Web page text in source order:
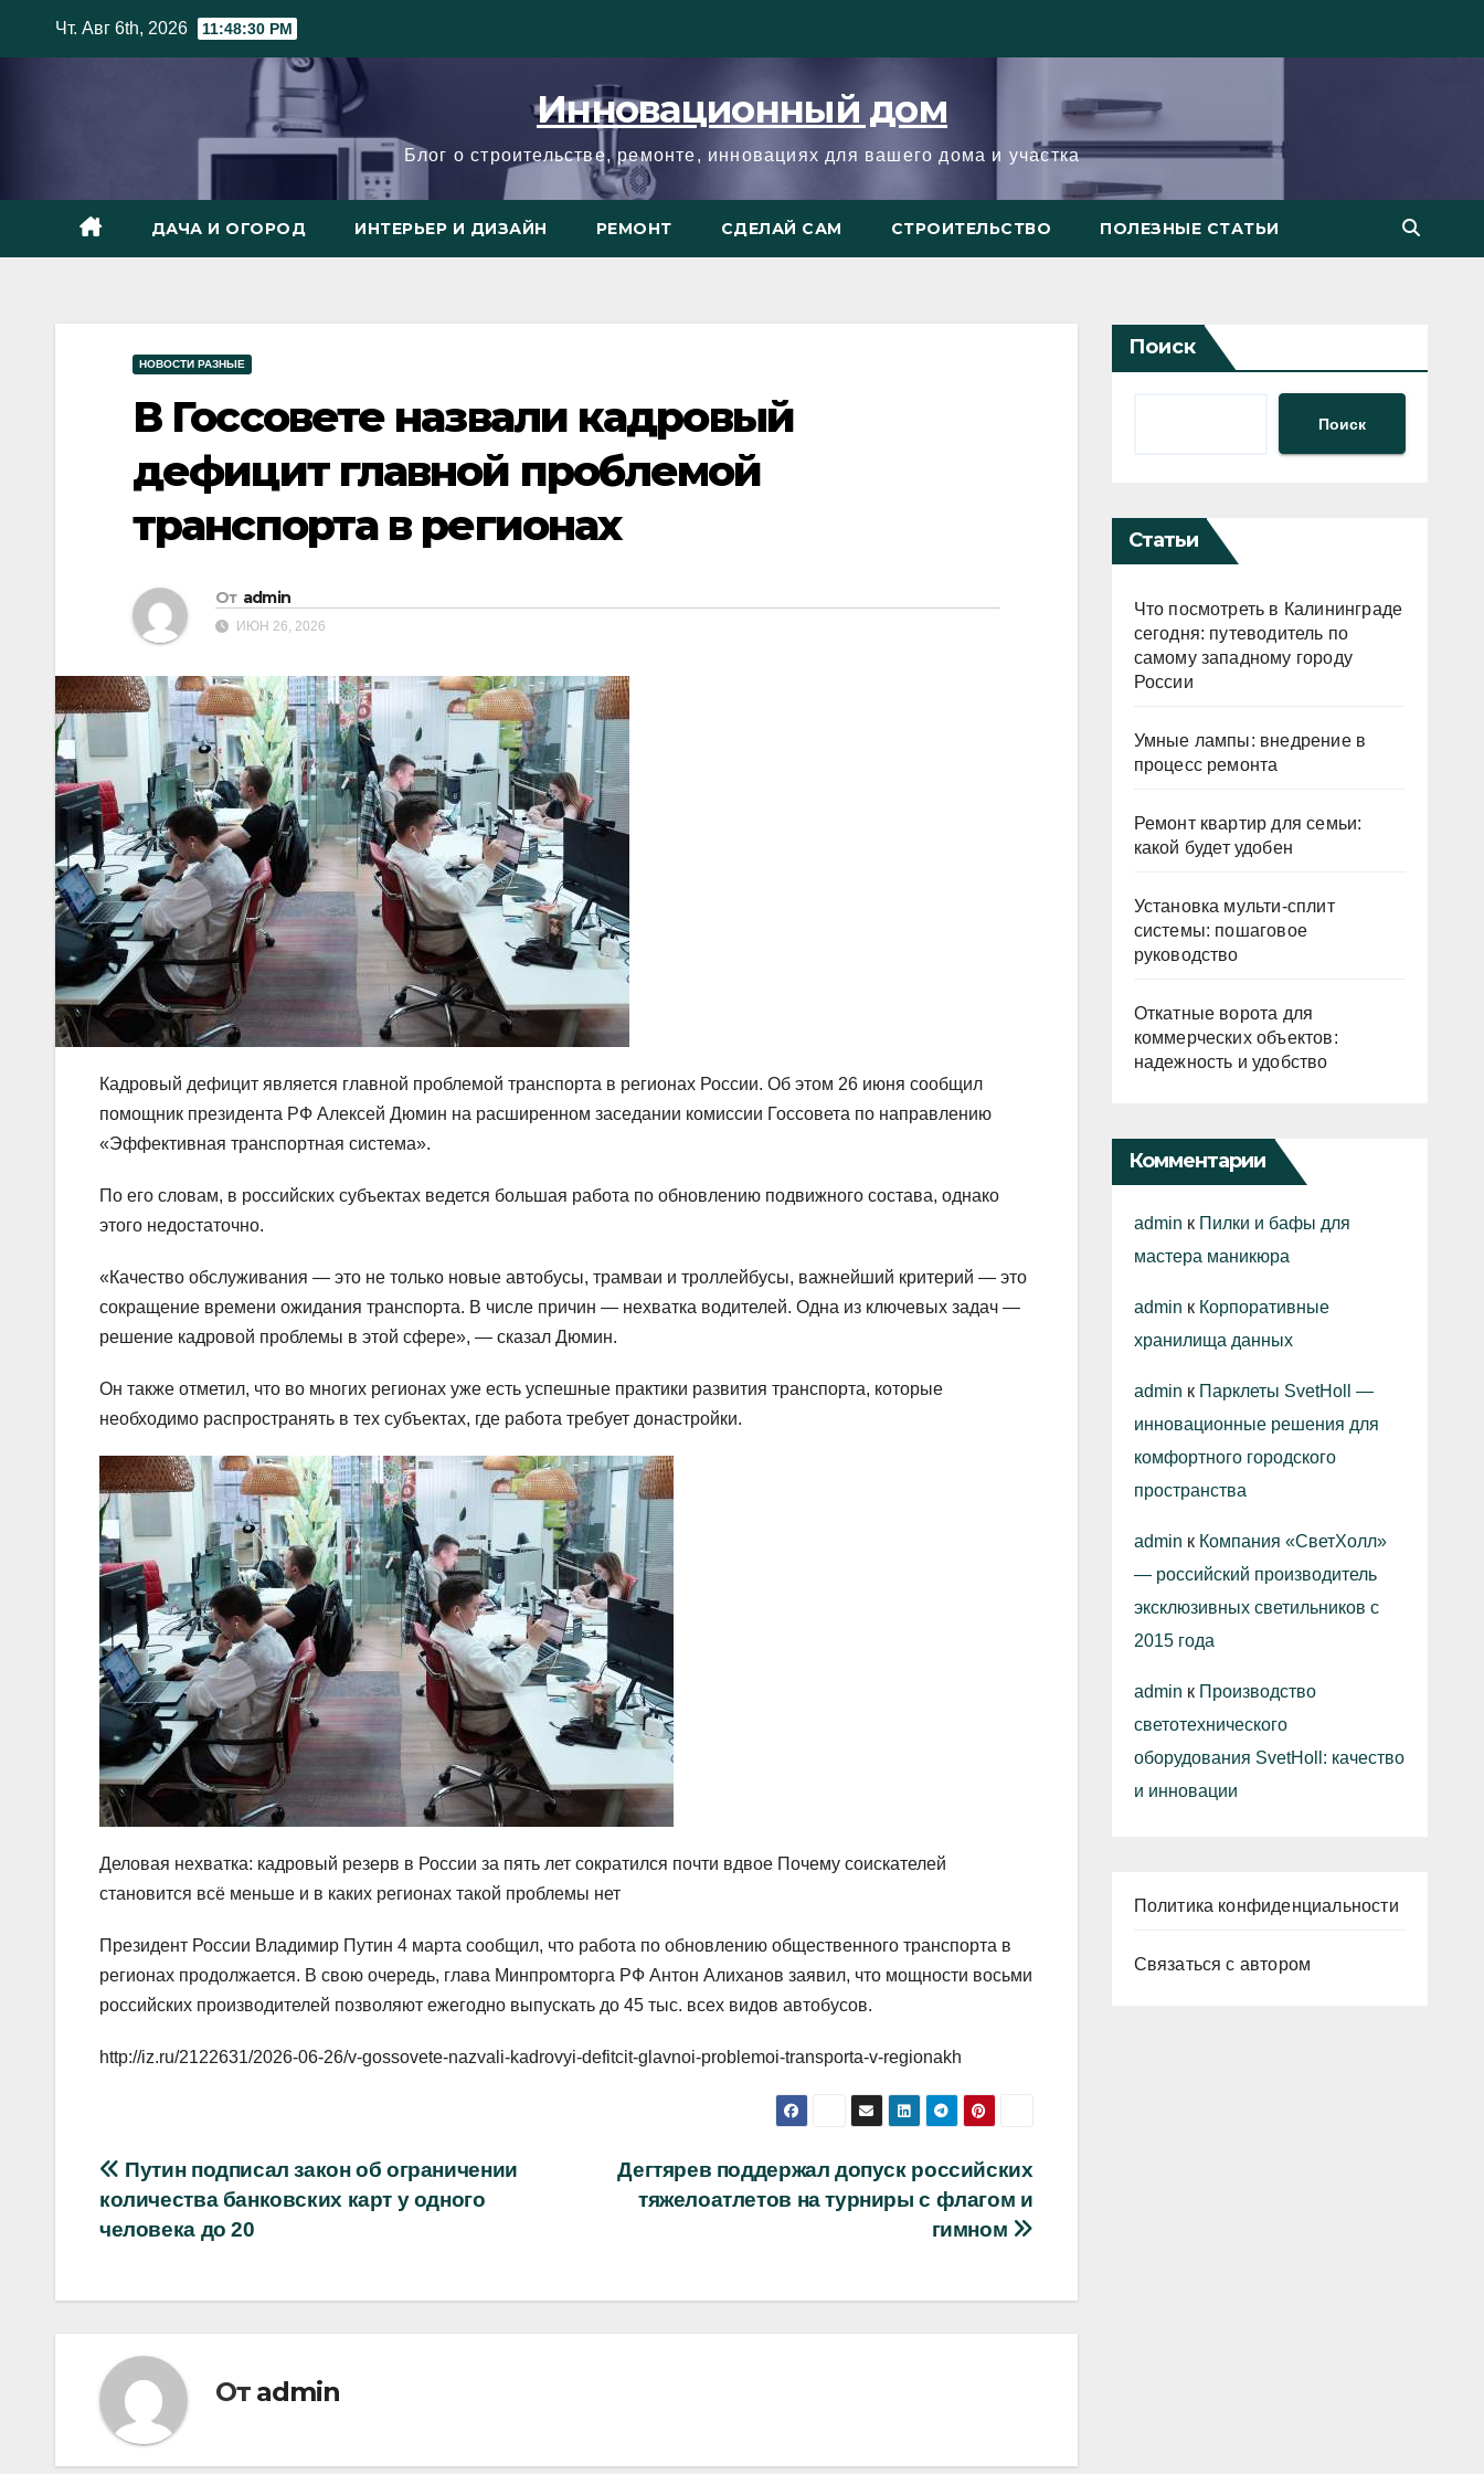
Чт. Авг 6th, 2026 11:48:31 PM
Инновационный дом
Блог о строительстве, ремонте, инновациях для вашего дома и участка
ДАЧА И ОГОРОД ИНТЕРЬЕР И ДИЗАЙН РЕМОНТ СДЕЛАЙ САМ СТРОИТЕЛЬСТВО ПОЛЕЗНЫЕ СТАТЬИ
НОВОСТИ РАЗНЫЕ
В Госсовете назвали кадровый
дефицит главной проблемой
транспорта в регионах
От admin
ИЮН 26, 2026
Кадровый дефицит является главной проблемой транспорта в регионах России. Об этом 26 июня сообщил
помощник президента РФ Алексей Дюмин на расширенном заседании комиссии Госсовета по направлению
«Эффективная транспортная система».
По его словам, в российских субъектах ведется большая работа по обновлению подвижного состава, однако
этого недостаточно.
«Качество обслуживания — это не только новые автобусы, трамваи и троллейбусы, важнейший критерий — это
сокращение времени ожидания транспорта. В числе причин — нехватка водителей. Одна из ключевых задач —
решение кадровой проблемы в этой сфере», — сказал Дюмин.
Он также отметил, что во многих регионах уже есть успешные практики развития транспорта, которые
необходимо распространять в тех субъектах, где работа требует донастройки.
Деловая нехватка: кадровый резерв в России за пять лет сократился почти вдвое Почему соискателей
становится всё меньше и в каких регионах такой проблемы нет
Президент России Владимир Путин 4 марта сообщил, что работа по обновлению общественного транспорта в
регионах продолжается. В свою очередь, глава Минпромторга РФ Антон Алиханов заявил, что мощности восьми
российских производителей позволяют ежегодно выпускать до 45 тыс. всех видов автобусов.
http://iz.ru/2122631/2026-06-26/v-gossovete-nazvali-kadrovyi-defitcit-glavnoi-problemoi-transporta-v-regionakh
Навигация
по
Дегтярев поддержал допуск российских
тяжелоатлетов на турниры с флагом и
гимном
Путин подписал закон об ограничении
количества банковских карт у одного
человека до 20
От admin
Поиск
Поиск
Статьи
Что посмотреть в Калининграде
сегодня: путеводитель по
самому западному городу
России
Умные лампы: внедрение в
процесс ремонта
Ремонт квартир для семьи:
какой будет удобен
Установка мульти-сплит
системы: пошаговое
руководство
Откатные ворота для
коммерческих объектов:
надежность и удобство
Комментарии
admin к Пилки и бафы для
мастера маникюра
admin к Корпоративные
хранилища данных
admin к Парклеты SvetHoll —
инновационные решения для
комфортного городского
пространства
admin к Компания «СветХолл»
— российский производитель
эксклюзивных светильников с
2015 года
admin к Производство
светотехнического
оборудования SvetHoll: качество
и инновации
Политика конфиденциальности
Связаться с автором